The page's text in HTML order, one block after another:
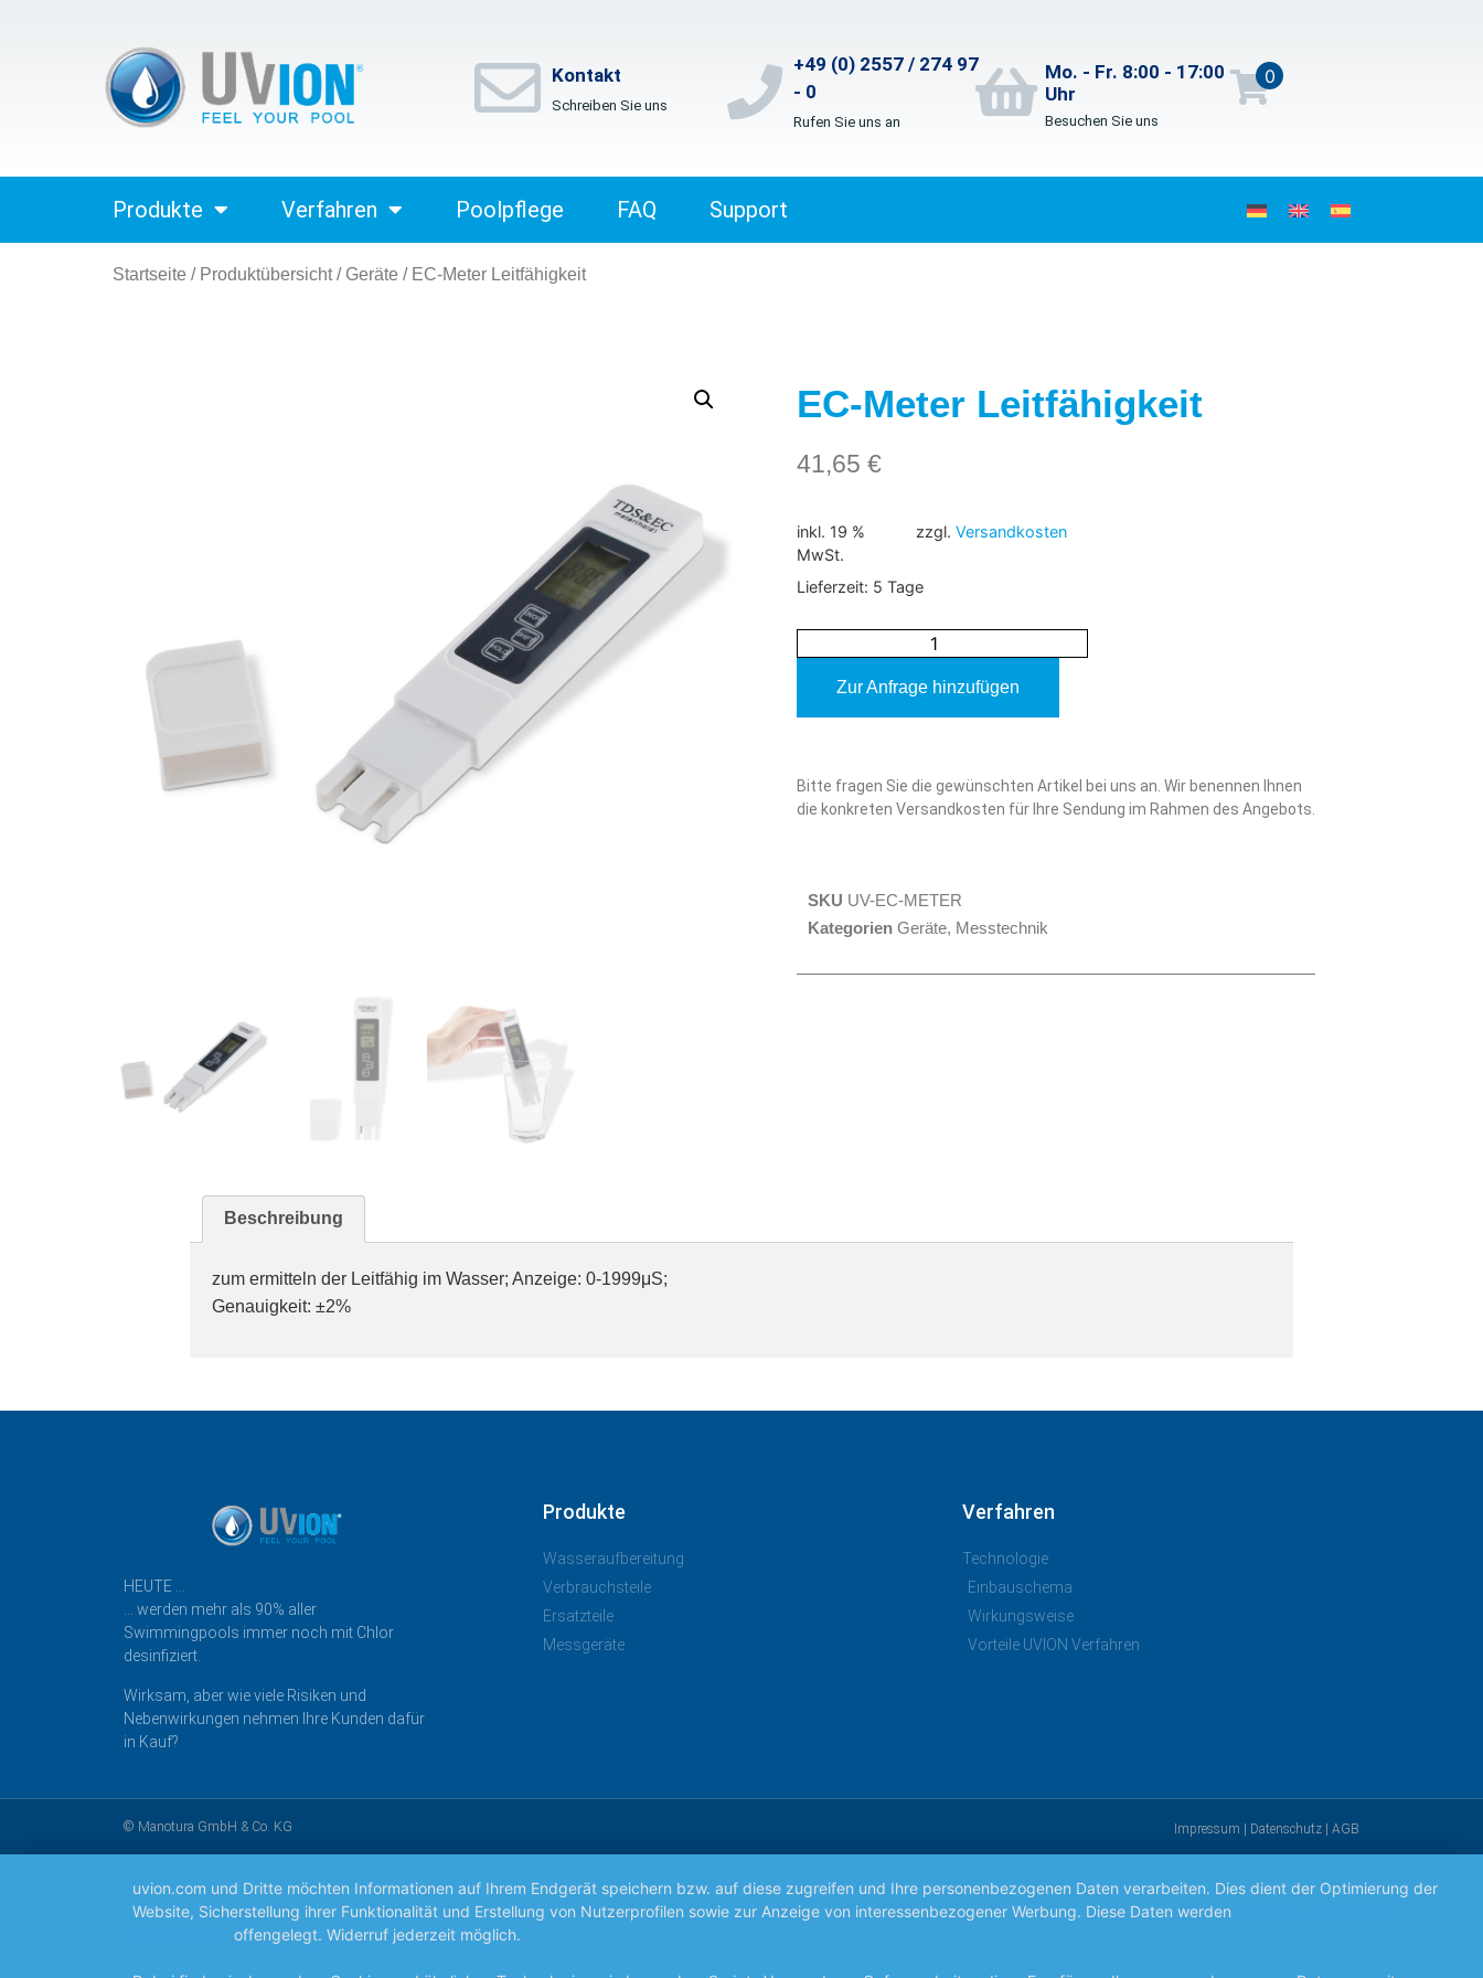
Kontakt
Schreiben Sie uns
+49 (0) 2557 / 274 97
- 0
Rufen Sie uns an
Mo. - Fr. 8:00 - 17:00
Uhr
Besuchen Sie uns
0
Produkte Verfahren Poolpflege FAQ Support
Startseite / Produktübersicht/ Geräte / EC-Meter Leitfähigkeit
EC-Meter Leitfähigkeit
41,65 €
inkl. 19 %
MwSt.
zzgl.Versandkosten
Lieferzeit: 5 Tage
Zur Anfrage hinzufügen
Bitte fragen Sie die gewünschten Artikel bei uns an. Wir benennen Ihnen
die konkreten Versandkosten für Ihre Sendung im Rahmen des Angebots.
SKU UV-EC-METER
Kategorien Geräte, Messtechnik
Beschreibung
zum ermitteln der Leitfähig im Wasser; Anzeige: 0-1999μS;
Genauigkeit: ±2%
HEUTE …
… werden mehr als 90% aller
Swimmingpools immer noch mit Chlor
desinfiziert.
Wirksam, aber wie viele Risiken und
Nebenwirkungen nehmen Ihre Kunden dafür
in Kauf?
Produkte
Wasseraufbereitung
Verbrauchsteile
Ersatzteile
Messgeräte
Verfahren
Technologie
Einbauschema
Wirkungsweise
Vorteile UVION Verfahren
© Manotura GmbH & Co. KG Impressum Datenschutz AGB
uvion.com und Dritte möchten Informationen auf Ihrem Endgerät speichern bzw. auf diese zugreifen und Ihre personenbezogenen Daten verarbeiten. Dies dient der Optimierung der
Website, Sicherstellung ihrer Funktionalität und Erstellung von Nutzerprofilen sowie zur Anzeige von interessenbezogener Werbung. Diese Daten werden
offengelegt. Widerruf jederzeit möglich.